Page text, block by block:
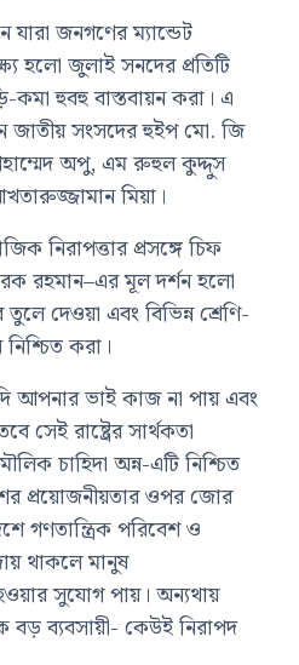
যারা জনগণের ম্যান্ডেট
হলো জুলাই সনদের প্রতিটি
হুবহু বাস্তবায়ন করা। এ
জাতীয় সংসদের হুইপমো. জি
অপু,এম রুহুল কুদ্দুস
মিয়া ।
নিরাপত্তার প্রসঙ্গে চিফ
রহমান–এর মূল দর্শন হলো
দেওয়া এবং বিভিন্ন শ্রেণি-
করা।
আপনার ভাই কাজ না পায় এবং
সেই রাষ্ট্রের সার্থকতা
চাহিদা অন্ন-এটি নিশ্চিত
প্রয়োজনীয়তার ওপর জোর
গণতান্ত্রিক পরিবেশ ও
থাকলে মানুষ
সুযোগ পায়। অন্যথায়
বড় ব্যবসায়ী- কেউই নিরাপদ